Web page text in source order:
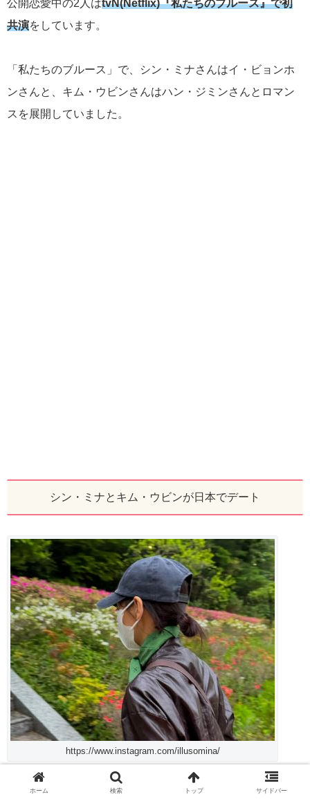
公開恋愛中の2人はtvN(Netflix)『私たちのブルース』で初
共演をしています。
「私たちのブルース」で、シン・ミナさんはイ・ビョンホ
ンさんと、キム・ウビンさんはハン・ジミンさんとロマン
スを展開していました。
シン・ミナとキム・ウビンが日本でデート
https://www.instagram.com/illusomina/
キム・ウビンさんとシン・ミナさんは、2024年5月頃、日
ホーム 検索 トップ サイドバー